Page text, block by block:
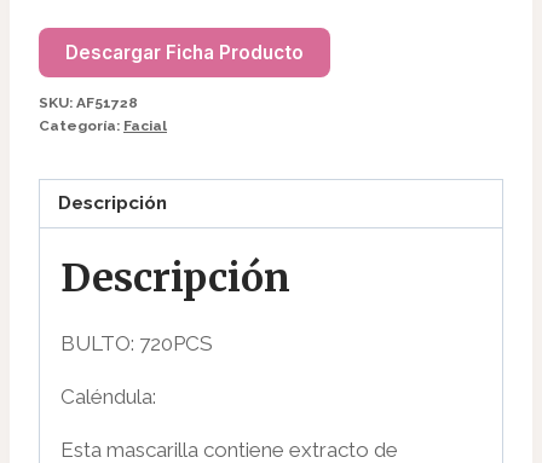
AF51728
cantidad
Descargar Ficha Producto
SKU: AF51728
Categoría: Facial
Descripción
Descripción
BULTO: 720PCS
Caléndula:
Esta mascarilla contiene extracto de